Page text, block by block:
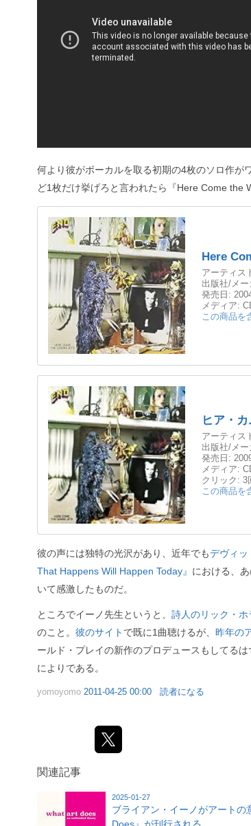
何より彼がボーカルを取る初期の4枚のソロ作が
ど1枚だけ挙げろと言われたら『Here Come the
Here
アーティス
出版社/メー
発売日:
メディア:
この商品を
ヒア・
アーティス
出版社/メー
発売日:
メディア:
クリック : 3
この商品を
彼の声には独特の光沢があり、近年でもデヴィッ
That Happens Will Happen Today』 における、
いて感激したものだ。
ところでイーノ先生というと、 詩人のリック・
のこと。 彼のサイト で既に1曲聴けるが、 昨年の
ールド・プレイの新作のプロデュースもしてる
によりである。
yomoyomo 2011-04-25 00:00 読者になる
関連記事
2025-01-27
ブライアン・イーノがアート